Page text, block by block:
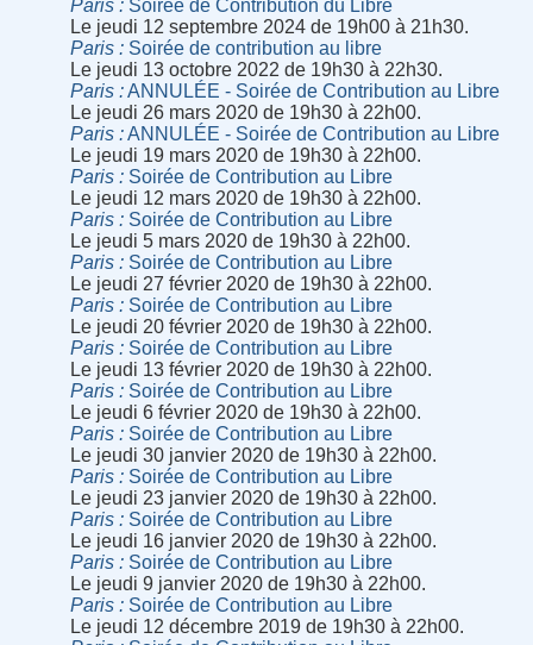
Paris
Soirée de Contribution du Libre
Le jeudi 12 septembre 2024 de 19h00 à 21h30.
Paris
Soirée de contribution au libre
Le jeudi 13 octobre 2022 de 19h30 à 22h30.
Paris
ANNULÉE - Soirée de Contribution au Libre
Le jeudi 26 mars 2020 de 19h30 à 22h00.
Paris
ANNULÉE - Soirée de Contribution au Libre
Le jeudi 19 mars 2020 de 19h30 à 22h00.
Paris
Soirée de Contribution au Libre
Le jeudi 12 mars 2020 de 19h30 à 22h00.
Paris
Soirée de Contribution au Libre
Le jeudi 5 mars 2020 de 19h30 à 22h00.
Paris
Soirée de Contribution au Libre
Le jeudi 27 février 2020 de 19h30 à 22h00.
Paris
Soirée de Contribution au Libre
Le jeudi 20 février 2020 de 19h30 à 22h00.
Paris
Soirée de Contribution au Libre
Le jeudi 13 février 2020 de 19h30 à 22h00.
Paris
Soirée de Contribution au Libre
Le jeudi 6 février 2020 de 19h30 à 22h00.
Paris
Soirée de Contribution au Libre
Le jeudi 30 janvier 2020 de 19h30 à 22h00.
Paris
Soirée de Contribution au Libre
Le jeudi 23 janvier 2020 de 19h30 à 22h00.
Paris
Soirée de Contribution au Libre
Le jeudi 16 janvier 2020 de 19h30 à 22h00.
Paris
Soirée de Contribution au Libre
Le jeudi 9 janvier 2020 de 19h30 à 22h00.
Paris
Soirée de Contribution au Libre
Le jeudi 12 décembre 2019 de 19h30 à 22h00.